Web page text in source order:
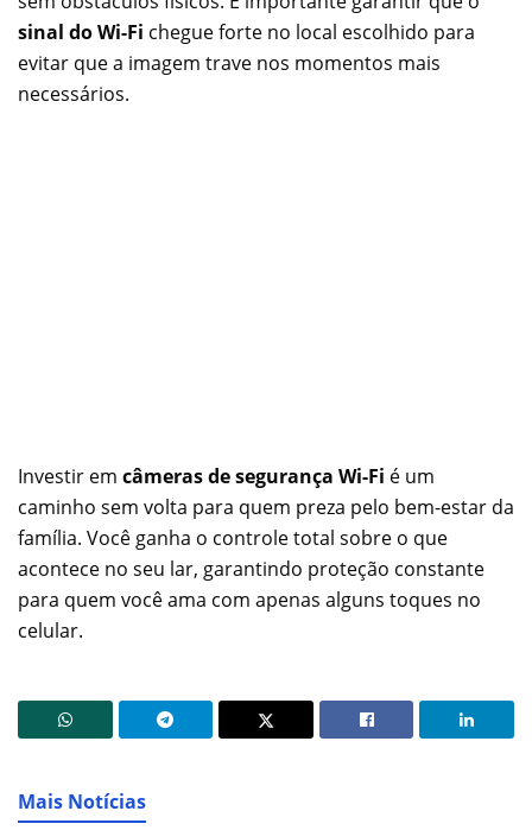
sinal do Wi-Fi chegue forte no local escolhido para
evitar que a imagem trave nos momentos mais
necessários.
Investir em câmeras de segurança Wi-Fi é um
caminho sem volta para quem preza pelo bem-estar da
família. Você ganha o controle total sobre o que
acontece no seu lar, garantindo proteção constante
para quem você ama com apenas alguns toques no
celular.
Mais Notícias